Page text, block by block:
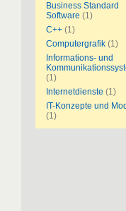
Business Standard
Software (1)
C++ (1)
Computergrafik (1)
Informations- und
(1)
Internetdienste (1)
IT-Konzepte und
(1)